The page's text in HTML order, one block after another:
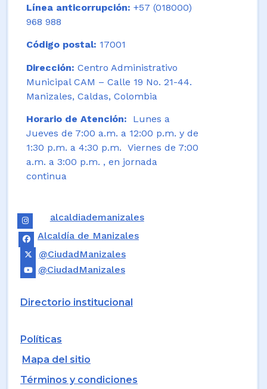
Línea anticorrupción: +57 (018000)
968 988
Código postal: 17001
Dirección: Centro Administrativo
Municipal CAM – Calle 19 No. 21-44.
Manizales, Caldas, Colombia
Horario de Atención: Lunes a
Jueves de 7:00 a.m. a 12:00 p.m. y de
1:30 p.m. a 4:30 p.m. Viernes de 7:00
a.m. a 3:00 p.m. , en jornada
continua
alcaldiademanizales
Alcaldía de Manizales
@CiudadManizales
@CiudadManizales
Directorio institucional
Políticas
Mapa del sitio
Términos y condiciones